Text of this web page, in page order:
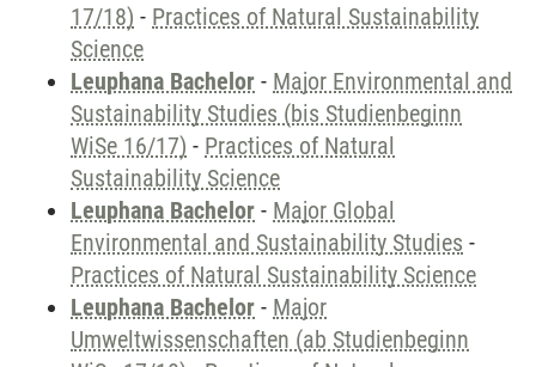
17/18) - Practices of Natural Sustainability
Science
Leuphana Bachelor - Major Environmental and
Sustainability Studies (bis Studienbeginn
WiSe 16/17) - Practices of Natural
Sustainability Science
Leuphana Bachelor - Major Global
Environmental and Sustainability Studies -
Practices of Natural Sustainability Science
Leuphana Bachelor - Major
Umweltwissenschaften (ab Studienbeginn